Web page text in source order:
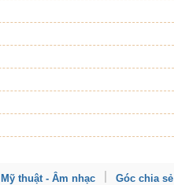
Mỹ thuật - Âm nhạc
Góc chia sẻ